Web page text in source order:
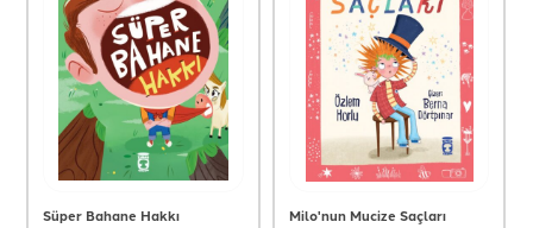
Süper Bahane Hakkı Milo'nun Mucize Saçları